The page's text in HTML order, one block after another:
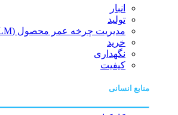
انبار
تولید
مدیریت چرخه عمر محصول (PLM)
خرید
نگهداری
کیفیت
منابع انسانی